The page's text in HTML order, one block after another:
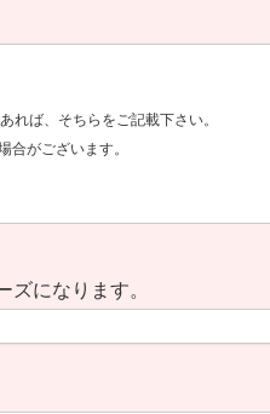
ば、そちらをご記載下さい。
ざいます。
になります。